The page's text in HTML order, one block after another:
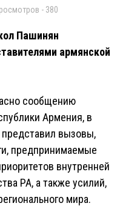
- 380
Пашинян
армянской
сообщению
Армения, в
вызовы,
предпринимаемые
внутренней
РА, а также усилий,
мира.